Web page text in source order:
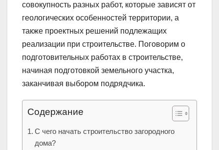
совокупность разных работ, которые зависят от
геологических особенностей территории, а
также проектных решений подлежащих
реализации при строительстве. Поговорим о
подготовительных работах в строительстве,
начиная подготовкой земельного участка,
заканчивая выбором подрядчика.
Содержание
С чего начать строительство загородного
дома?